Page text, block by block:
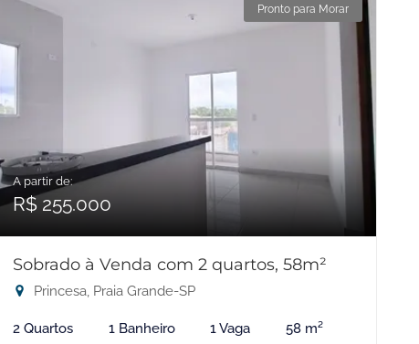
Pronto para Morar
A partir de:
R$ 255.000
Sobrado à Venda com 2 quartos, 58m²
Princesa, Praia Grande-SP
2 Quartos 1 Banheiro 1 Vaga 58 m²